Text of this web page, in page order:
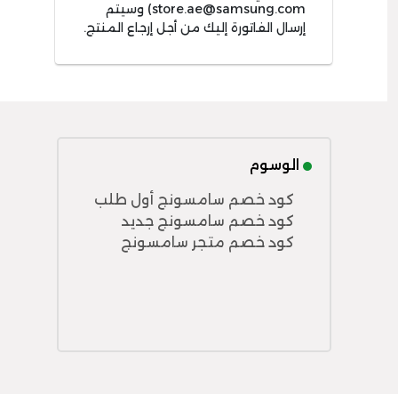
store.ae@samsung.com) وسيتم
إرسال الفاتورة إليك من أجل إرجاع المنتج.
الوسوم
كود خصم سامسونج أول طلب
كود خصم سامسونج جديد
كود خصم متجر سامسونج